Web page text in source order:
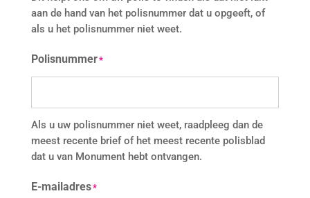
aan de hand van het polisnummer dat u opgeeft, of
als u het polisnummer niet weet.
Polisnummer*
Als u uw polisnummer niet weet, raadpleeg dan de
meest recente brief of het meest recente polisblad
dat u van Monument hebt ontvangen.
E-mailadres*